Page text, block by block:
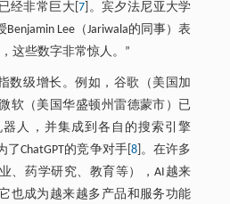
经非常巨大[7 ]。宾夕法尼亚大学
Lee（Jariwala的同事）表
这些数字非常惊人。”
数级增长。例如，谷歌（美国加
软（美国华盛顿州雷德蒙市）已
人，并集成到各自的搜索引擎
ChatGPT的竞争对手[ 8]。在许多
、药学研究、教育等），AI越来
也成为越来越多产品和服务功能